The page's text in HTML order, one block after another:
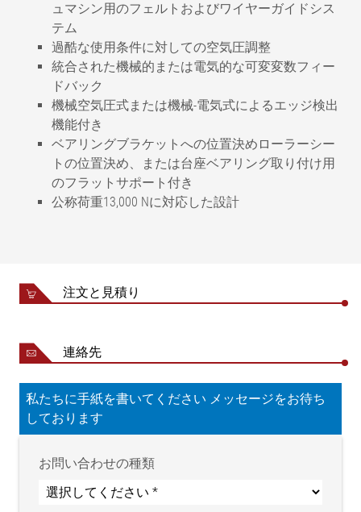
ュマシン用のフェルトおよびワイヤーガイドシス
テム
過酷な使用条件に対しての空気圧調整
統合された機械的または電気的な可変変数フィー
ドバック
機械空気圧式または機械-電気式によるエッジ検出
機能付き
ベアリングブラケットへの位置決めローラーシー
トの位置決め、または台座ベアリング取り付け用
のフラットサポート付き
公称荷重13,000 Nに対応した設計
定格移動距離、自動
シリンダ径
125 mm
機器の周囲温度
+10 °C ～ +150 °C
素材, ウェットエリア
ステンレススチ
定格圧力
注文と見積り
連絡先
私たちに手紙を書いてください メッセージをお待ち
しております
お問い合わせの種類